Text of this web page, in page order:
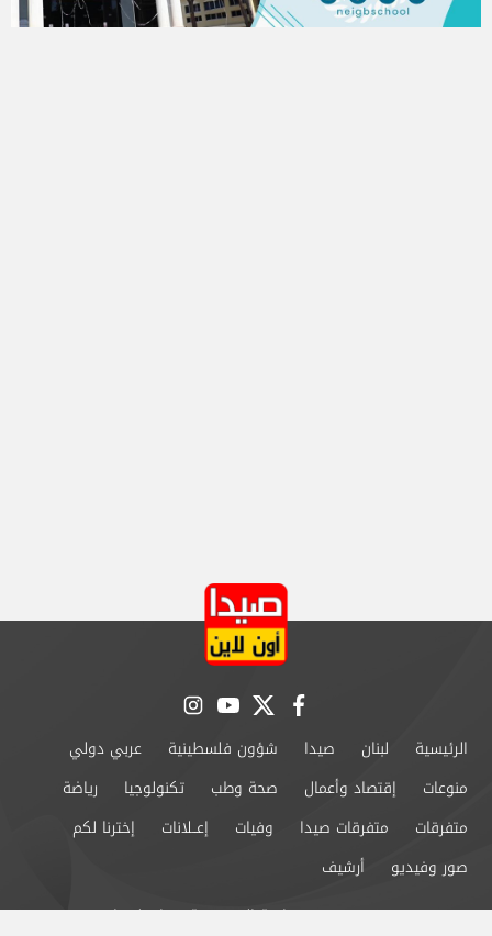
facebook
twitter
youtube
instagram
الرئيسية لبنان صيدا شؤون فلسطينية
عربي دولي
منوعات
إقتصاد وأعمال صحة وطب تكنولوجيا
رياضة
متفرقات
متفرقات صيدا وفيات إعــلانات
إخترنا لكم
صور وفيديو
أرشيف
من نحن
سياسة الخصوصية اتصل بنا